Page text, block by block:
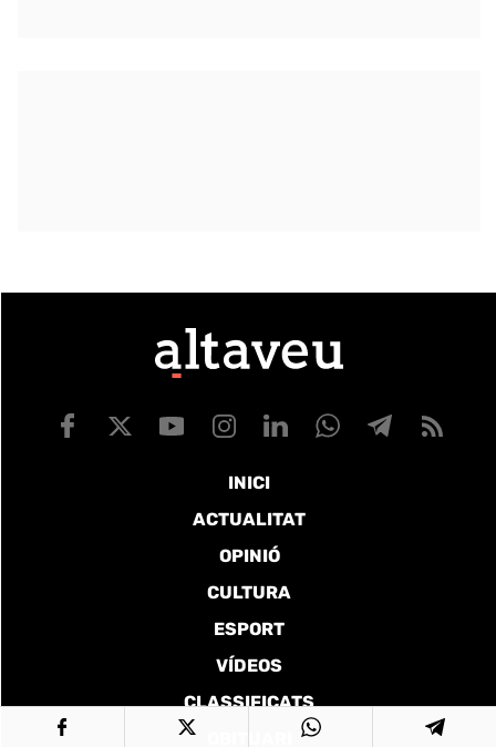
INICI
ACTUALITAT
OPINIÓ
CULTURA
ESPORT
VÍDEOS
CLASSIFICATS